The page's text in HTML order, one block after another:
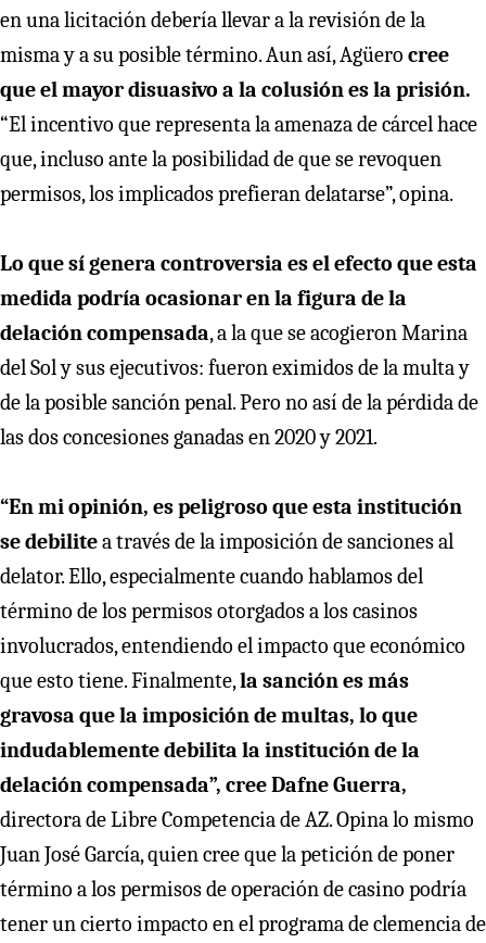
en una licitación debería llevar a la revisión de la
misma y a su posible término. Aun así, Agüero cree
que el mayor disuasivo a la colusión es la prisión.
“El incentivo que representa la amenaza de cárcel hace
que, incluso ante la posibilidad de que se revoquen
permisos, los implicados prefieran delatarse”, opina.
Lo que sí genera controversia es el efecto que esta
medida podría ocasionar en la figura de la
delación compensada, a la que se acogieron Marina
del Sol y sus ejecutivos: fueron eximidos de la multa y
de la posible sanción penal. Pero no así de la pérdida de
las dos concesiones ganadas en 2020 y 2021.
“En mi opinión, es peligroso que esta institución
se debilitea través de la imposición de sanciones al
delator. Ello, especialmente cuando hablamos del
término de los permisos otorgados a los casinos
involucrados, entendiendo el impacto que económico
que esto tiene. Finalmente,la sanción es más
gravosa que la imposición de multas, lo que
indudablemente debilita la institución de la
delación compensada”, cree Dafne Guerra,
directora de Libre Competencia de AZ. Opina lo mismo
Juan José García, quien cree que la petición de poner
término a los permisos de operación de casino podría
tener un cierto impacto en el programa de clemencia de